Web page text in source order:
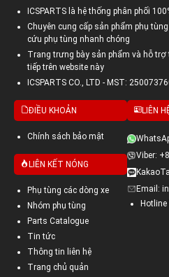
ICSPARTS là hệ thống phân phối
Chuyên cung cấp sản phẩm phụ
cứu phụ tùng nhanh chóng
Trang trưng bày sản phẩm và hỗ
tiếp trên website này
ICSPARTS CO., LTD - MST:
ĐIỀU KHOẢN
Chính sách bảo mật
LIÊN KẾT NÓNG
Phụ tùng các dòng xe
Nhóm phụ tùng
Parts Catalogue
Tin tức
Thông tin liên hệ
Trang chủ quản
LIÊN
Viber:
Email: